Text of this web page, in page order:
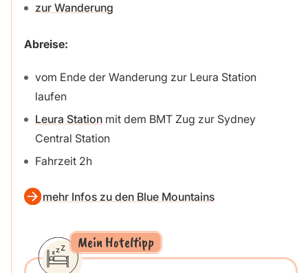
zur Wanderung
Abreise:
vom Ende der Wanderung zur Leura Station
laufen
Leura Stationmit dem BMT Zug zur Sydney
Central Station
Fahrzeit 2h
mehr Infos zu den Blue Mountains
Mein Hoteltipp